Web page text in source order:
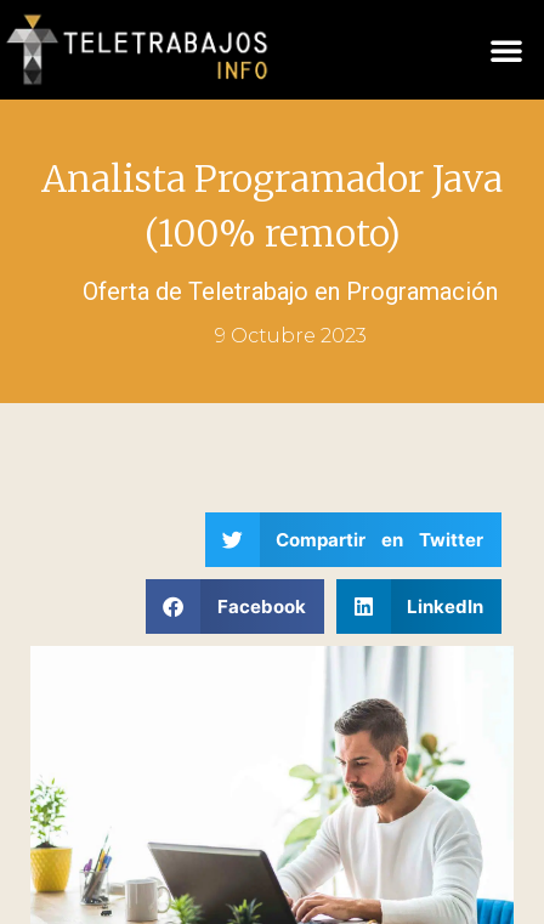
Analista Programador Java
(100% remoto)
Oferta de Teletrabajo en Programación
9 Octubre 2023
Compartir en Twitter
Facebook LinkedIn